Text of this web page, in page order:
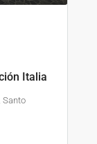
Italia
Santo